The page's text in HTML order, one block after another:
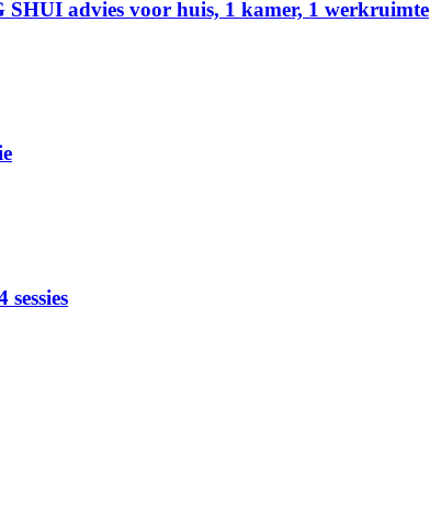
advies voor huis, 1 kamer, 1 werkruimte